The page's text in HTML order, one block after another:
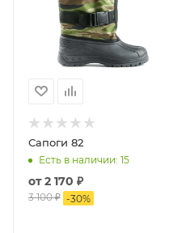
Сапоги 82
Есть в наличии: 15
от2 170 ₽
3 100 ₽ -30%